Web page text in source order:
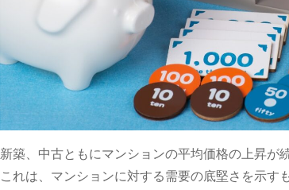
新築、中古ともにマンションの平均価格の上昇が
これは、マンションに対する需要の底堅さを示